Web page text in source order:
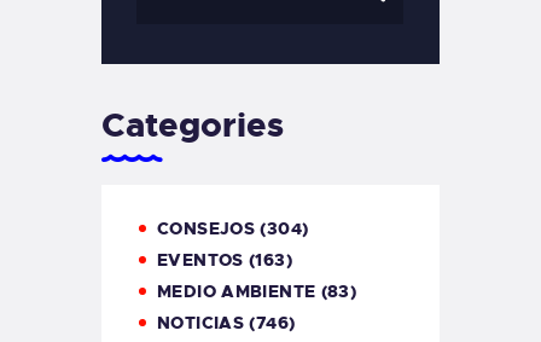
Categories
CONSEJOS (304)
EVENTOS (163)
MEDIO AMBIENTE (83)
NOTICIAS (746)